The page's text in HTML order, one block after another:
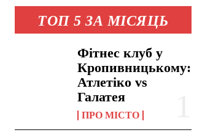
ТОП 5 ЗА МІСЯЦЬ
Фітнес клуб у
Кропивницькому:
Атлетіко vs
Галатея
ПРО МІСТО